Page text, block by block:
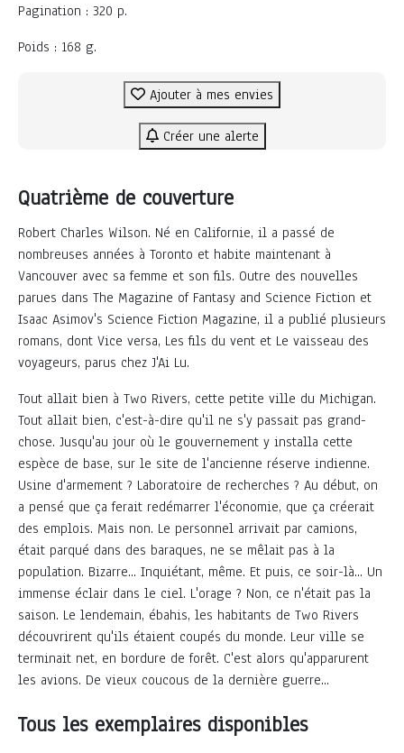
Pagination : 320 p.
Poids : 168 g.
Ajouter à mes envies
Créer une alerte
Quatrième de couverture
Robert Charles Wilson. Né en Californie, il a passé de
nombreuses années à Toronto et habite maintenant à
Vancouver avec sa femme et son fils. Outre des nouvelles
parues dans The Magazine of Fantasy and Science Fiction et
Isaac Asimov's Science Fiction Magazine, il a publié plusieurs
romans, dont Vice versa, Les fils du vent et Le vaisseau des
voyageurs, parus chez J'Ai Lu.
Tout allait bien à Two Rivers, cette petite ville du Michigan.
Tout allait bien, c'est-à-dire qu'il ne s'y passait pas grand-
chose. Jusqu'au jour où le gouvernement y installa cette
espèce de base, sur le site de l'ancienne réserve indienne.
Usine d'armement ? Laboratoire de recherches ? Au début, on
a pensé que ça ferait redémarrer l'économie, que ça créerait
des emplois. Mais non. Le personnel arrivait par camions,
était parqué dans des baraques, ne se mêlait pas à la
population. Bizarre... Inquiétant, même. Et puis, ce soir-là... Un
immense éclair dans le ciel. L'orage ? Non, ce n'était pas la
saison. Le lendemain, ébahis, les habitants de Two Rivers
découvrirent qu'ils étaient coupés du monde. Leur ville se
terminait net, en bordure de forêt. C'est alors qu'apparurent
les avions. De vieux coucous de la dernière guerre...
Tous les exemplaires disponibles